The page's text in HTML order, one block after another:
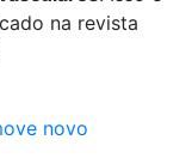
na revista
novo